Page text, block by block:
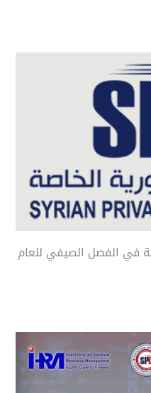
في الفصل الصيفي للعام